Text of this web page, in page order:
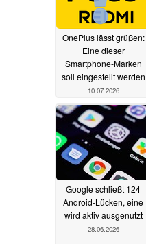
OnePlus lässt grüßen:
Eine dieser
Smartphone-Marken
soll eingestellt werden
10.07.2026
Google schließt 124
Android-Lücken, eine
wird aktiv ausgenutzt
28.06.2026